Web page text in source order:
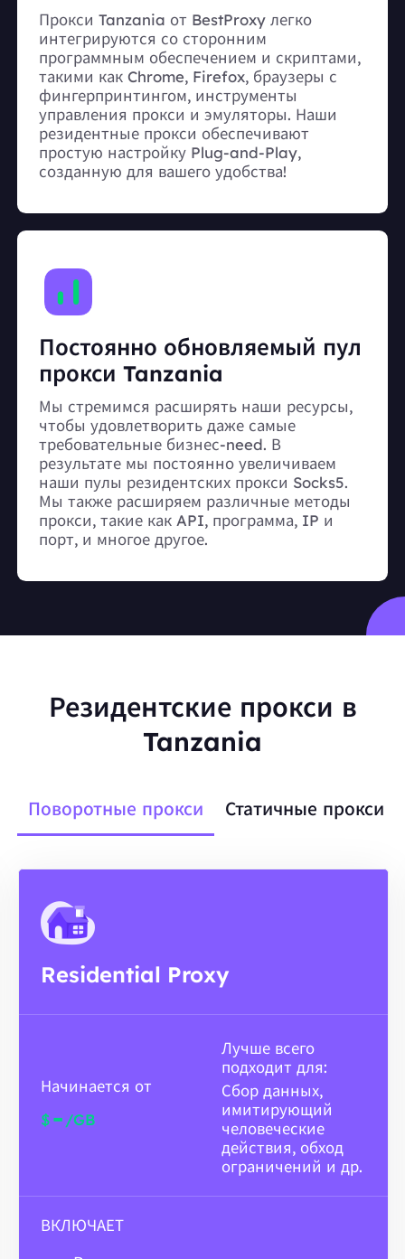
Прокси Tanzania от BestProxy легко
интегрируются со сторонним
программным обеспечением и скриптами,
такими как Chrome, Firefox, браузеры с
фингерпринтингом, инструменты
управления прокси и эмуляторы. Наши
резидентные прокси обеспечивают
простую настройку Plug-and-Play,
созданную для вашего удобства!
Постоянно обновляемый пул
прокси Tanzania
Мы стремимся расширять наши ресурсы,
чтобы удовлетворить даже самые
требовательные бизнес-need. В
результате мы постоянно увеличиваем
наши пулы резидентских прокси Socks5.
Мы также расширяем различные методы
прокси, такие как API, программа, IP и
порт, и многое другое.
Резидентские прокси в
Tanzania
Поворотные прокси Статичные прокси
Residential Proxy
Начинается от
$- /GB
Лучше всего
подходит для:
Сбор данных,
имитирующий
человеческие
действия, обход
ограничений и др.
ВКЛЮЧАЕТ